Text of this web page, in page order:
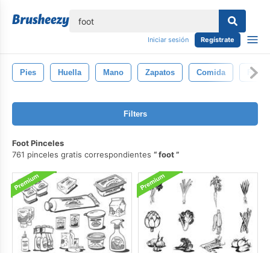
Iniciar sesión Regístrate
Pies Huella Mano Zapatos Comida
Filters
Foot Pinceles
761 pinceles gratis correspondientes
foot